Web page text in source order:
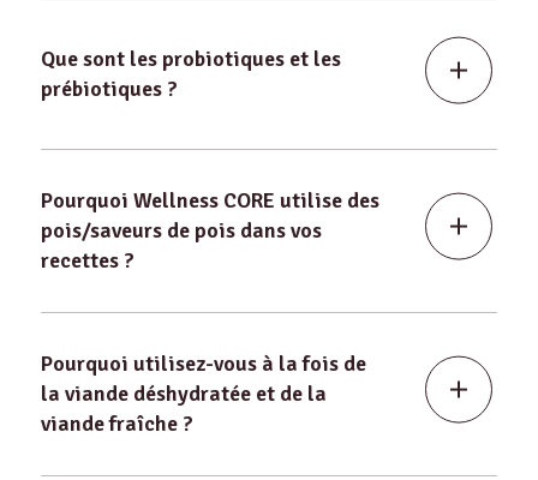
Que sont les probiotiques et les
prébiotiques ?
Pourquoi Wellness CORE utilise des
pois/saveurs de pois dans vos
recettes ?
Pourquoi utilisez-vous à la fois de
la viande déshydratée et de la
viande fraîche ?